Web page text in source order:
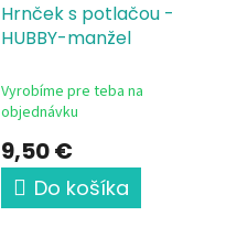
Hrnček s potlačou -
HUBBY-manžel
Vyrobíme pre teba na
objednávku
9,50 €
Do košíka